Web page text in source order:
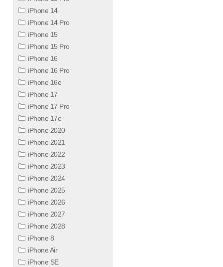
iPhone 14
iPhone 14 Pro
iPhone 15
iPhone 15 Pro
iPhone 16
iPhone 16 Pro
iPhone 16e
iPhone 17
iPhone 17 Pro
iPhone 17e
iPhone 2020
iPhone 2021
iPhone 2022
iPhone 2023
iPhone 2024
iPhone 2025
iPhone 2026
iPhone 2027
iPhone 2028
iPhone 8
iPhone Air
iPhone SE